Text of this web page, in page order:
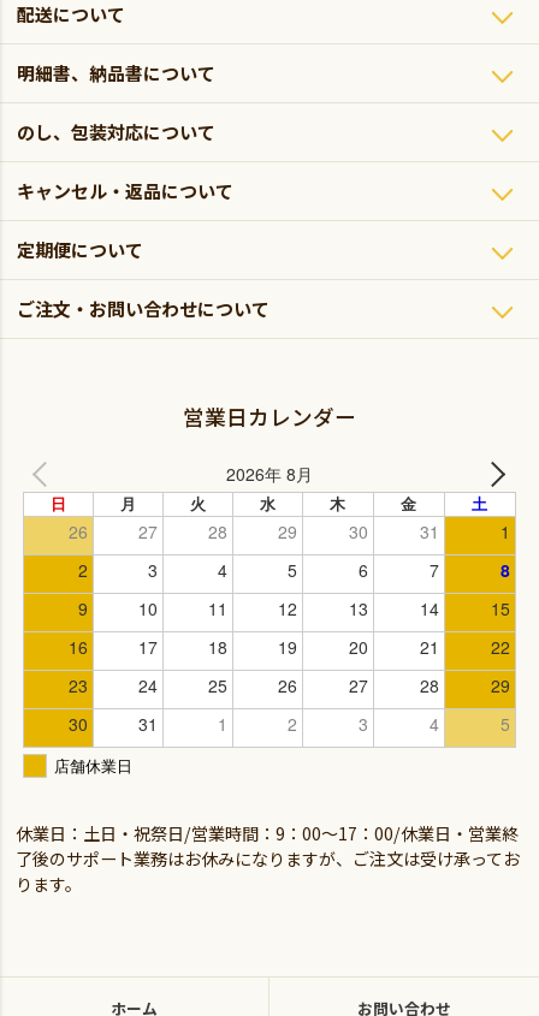
配送について
明細書、納品書について
のし、包装対応について
キャンセル・返品について
定期便について
ご注文・お問い合わせについて
営業日カレンダー
休業日：土日・祝祭日/営業時間：9：00～17：00/休業日・営業終
了後のサポート業務はお休みになりますが、ご注文は受け承ってお
ります。
ホーム お問い合わせ